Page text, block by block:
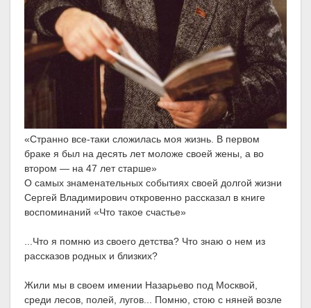
«Странно все-таки сложилась моя жизнь. В первом
браке я был на десять лет моложе своей жены, а во
втором — на 47 лет старше»
О самых знаменательных событиях своей долгой жизни
Сергей Владимирович откровенно рассказал в книге
воспоминаний «Что такое счастье»
...Что я помню из своего детства? Что знаю о нем из
рассказов родных и близких?
Жили мы в своем имении Назарьево под Москвой,
среди лесов, полей, лугов... Помню, стою с няней возле